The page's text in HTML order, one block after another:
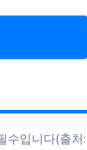
수입니다(출처: